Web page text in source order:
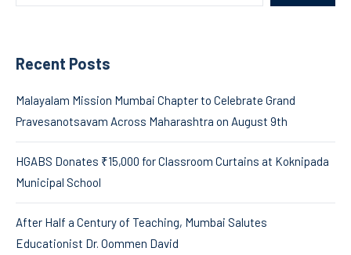
Recent Posts
Malayalam Mission Mumbai Chapter to Celebrate Grand
Pravesanotsavam Across Maharashtra on August 9th
HGABS Donates ₹15,000 for Classroom Curtains at Koknipada
Municipal School
After Half a Century of Teaching, Mumbai Salutes
Educationist Dr. Oommen David